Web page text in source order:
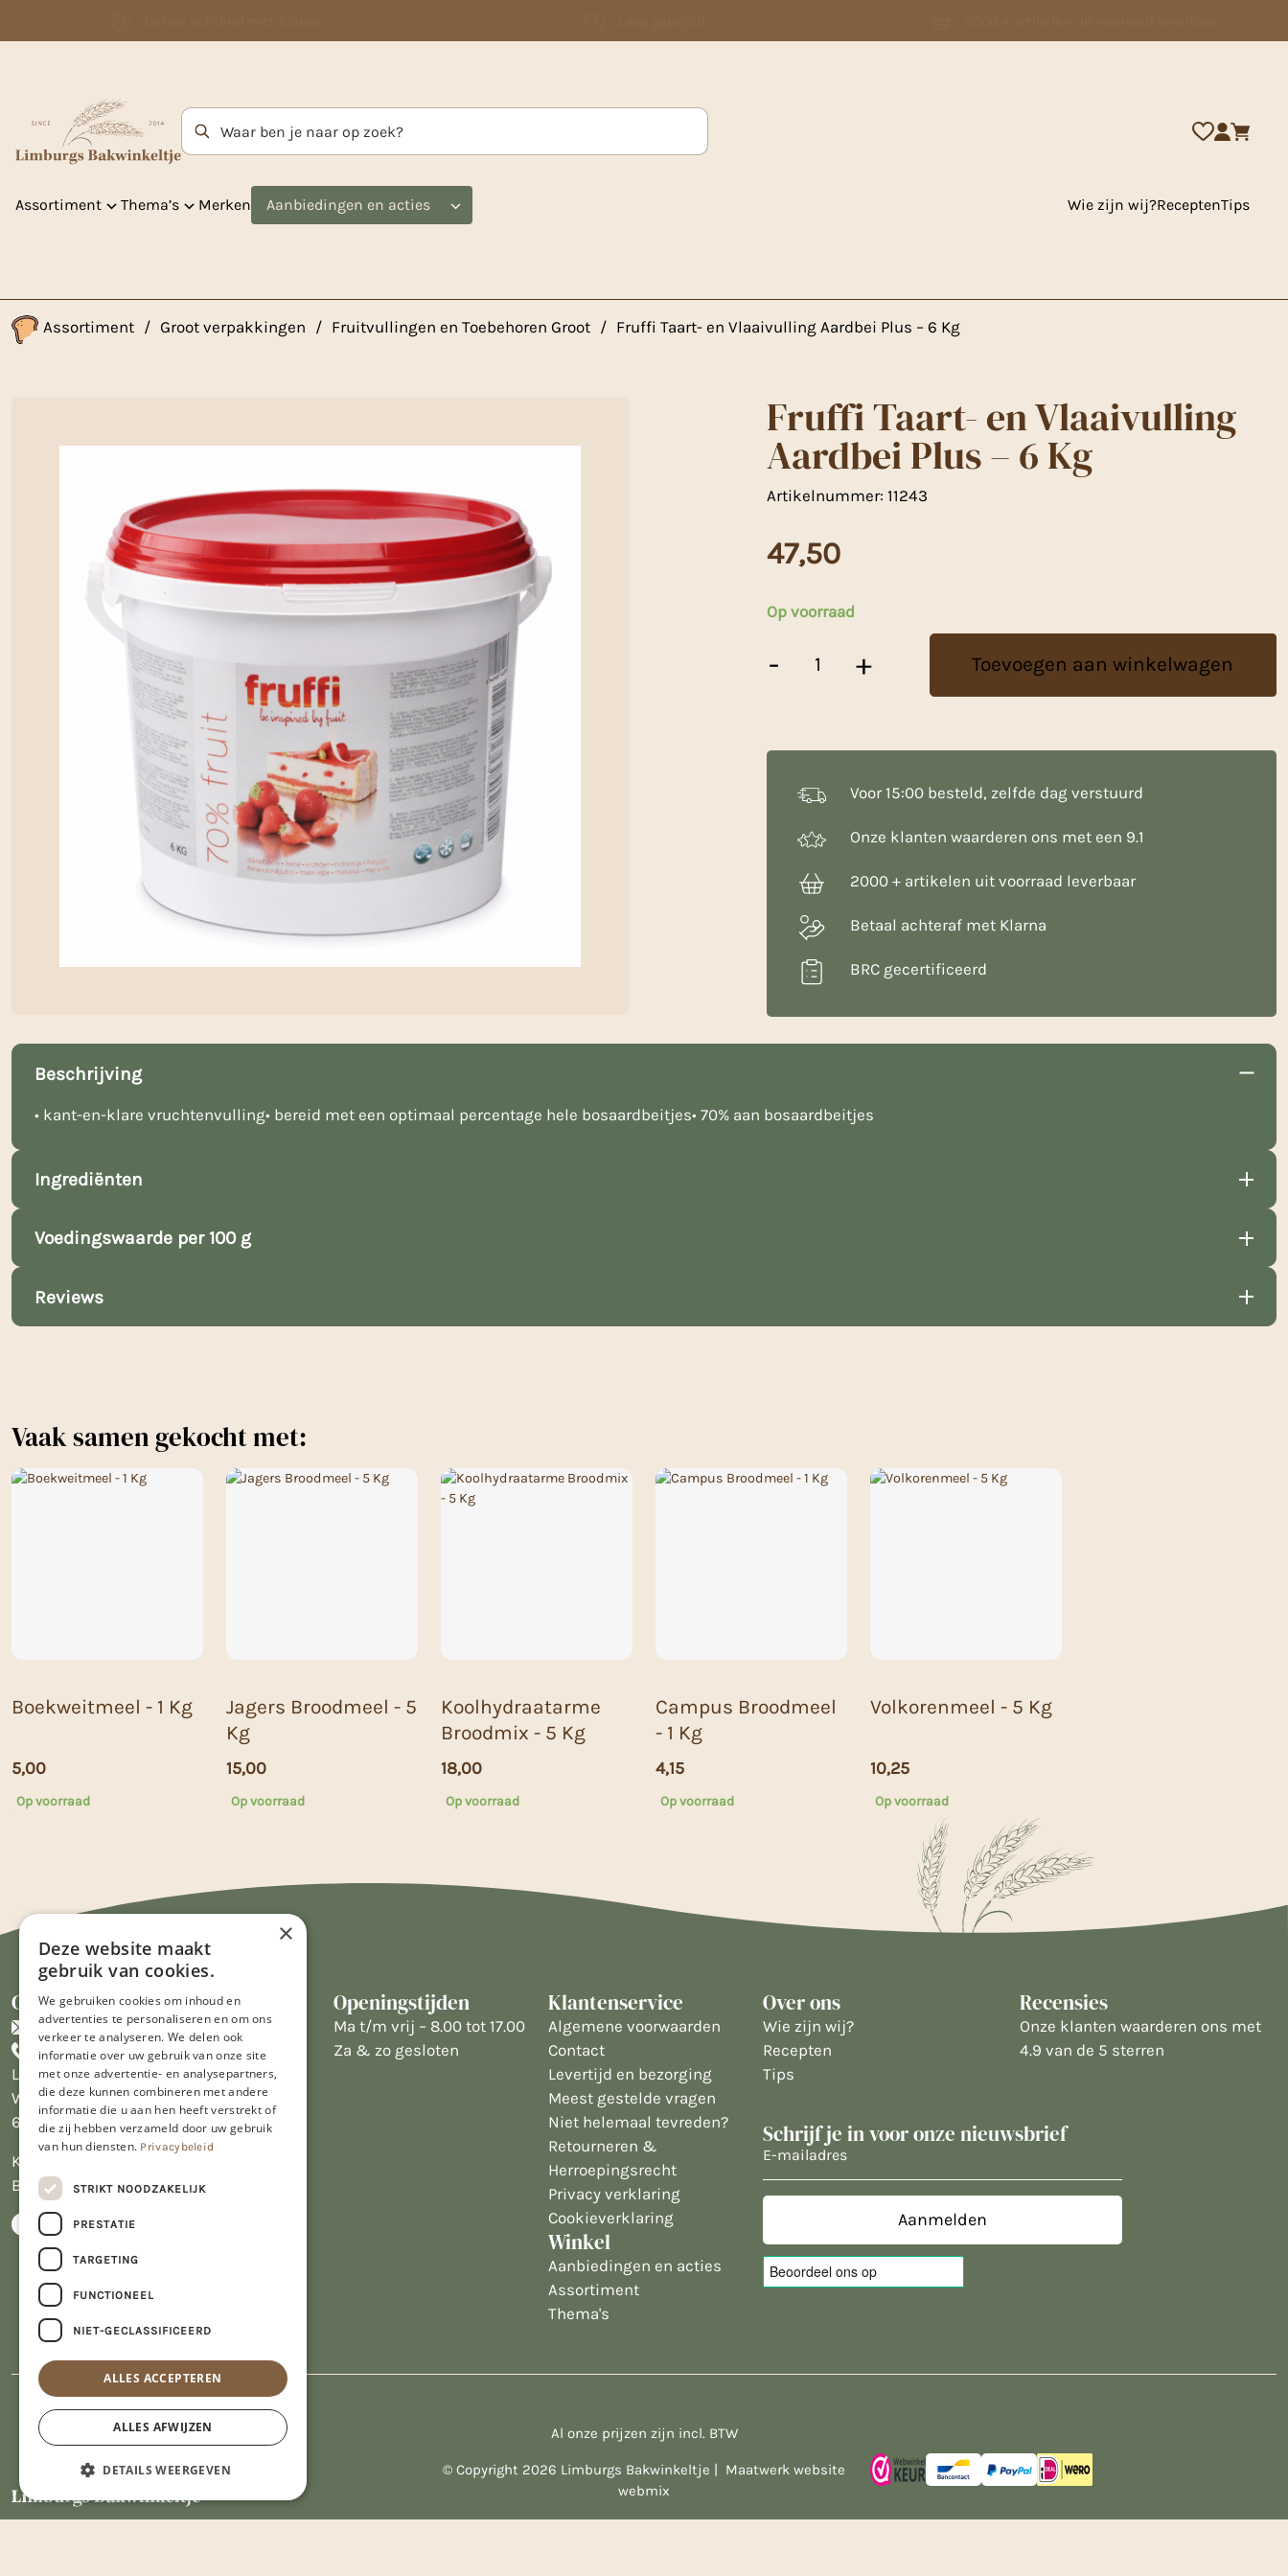
Zoekterm
Assortiment Thema’s Merken Aanbiedingen en acties Wie zijn wij?ReceptenTips
Assortiment / Groot verpakkingen / Fruitvullingen en Toebehoren Groot / Fruffi Taart- en Vlaaivulling Aardbei Plus – 6 Kg
Fruffi Taart- en Vlaaivulling
Aardbei Plus – 6 Kg
Artikelnummer: 11243
47,50
Op voorraad
-
Taart-
+ Toevoegen aan winkelwagen
Voor 15:00 besteld, zelfde dag verstuurd
Onze klanten waarderen ons met een 9.1
2000 + artikelen uit voorraad leverbaar
Betaal achteraf met Klarna
BRC gecertificeerd
Beschrijving
• kant-en-klare vruchtenvulling• bereid met een optimaal percentage hele bosaardbeitjes• 70% aan bosaardbeitjes
Ingrediënten
Voedingswaarde per 100 g
Reviews
Vaak samen gekocht met:
Boekweitmeel - 1 Kg
5,00
Op voorraad
Jagers Broodmeel - 5
Kg
15,00
Op voorraad
Koolhydraatarme
Broodmix - 5 Kg
18,00
Op voorraad
Campus Broodmeel
- 1 Kg
4,15
Op voorraad
Volkorenmeel - 5 Kg
10,25
Op voorraad
Contact
info@limburgsbakwinkeltje.nl
+31455226693
Limburgs Bakwinkeltje
Wijngaardsweg 16
6412 PJ Heerlen
KVK 14069470
BTW NL809913914.B01
Openingstijden
Ma t/m vrij – 8.00 tot 17.00
Za & zo gesloten
Klantenservice
Algemene voorwaarden
Contact
Levertijd en bezorging
Meest gestelde vragen
Niet helemaal tevreden?
Retourneren &
Herroepingsrecht
Privacy verklaring
Cookieverklaring
Winkel
Aanbiedingen en acties
Assortiment
Thema's
Over ons
Wie zijn wij?
Recepten
Tips
Recensies
Onze klanten waarderen ons met
4.9 van de 5 sterren
Schrijf je in voor onze nieuwsbrief
E-
mailadres
Al onze prijzen zijn incl. BTW
© Copyright 2026 Limburgs Bakwinkeltje | Maatwerk website
webmix
×
Deze website maakt
gebruik van cookies.
We gebruiken cookies om inhoud en
advertenties te personaliseren en om ons
verkeer te analyseren. We delen ook
informatie over uw gebruik van onze site
met onze advertentie- en analysepartners,
die deze kunnen combineren met andere
informatie die u aan hen heeft verstrekt of
die zij hebben verzameld door uw gebruik
van hun diensten. Privacybeleid
STRIKT NOODZAKELIJK
PRESTATIE
TARGETING
FUNCTIONEEL
NIET-GECLASSIFICEERD
ALLES ACCEPTEREN
ALLES AFWIJZEN
DETAILS WEERGEVEN